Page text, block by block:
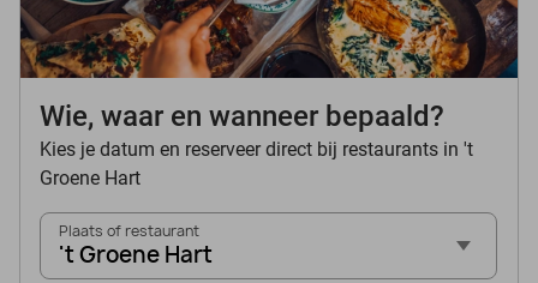
Wie, waar en wanneer bepaald?
Kies je datum en reserveer direct bij restaurants in 't
Groene Hart
Plaats of restaurant
't Groene Hart